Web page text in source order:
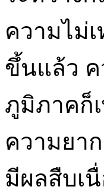
ความไม่
ขึ้นแล้ว ค
ภูมิภาคก็
ความยา
มีผลสืบเ